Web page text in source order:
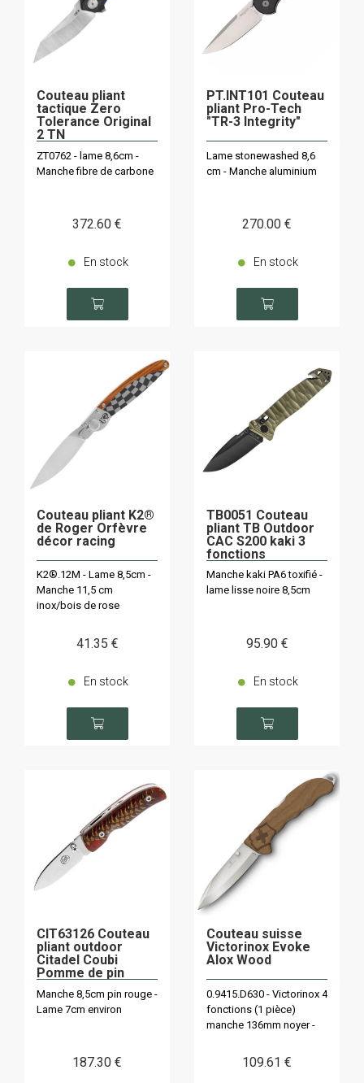
Couteau pliant
tactique Zero
Tolerance Original
2 TN
ZT0762 - lame 8,6cm -
Manche fibre de carbone
372.60 €
En stock
PT.INT101 Couteau
pliant Pro-Tech
"TR-3 Integrity"
Lame stonewashed 8,6
cm - Manche aluminium
270.00 €
En stock
Couteau pliant K2®
de Roger Orfèvre
décor racing
K2®.12M - Lame 8,5cm -
Manche 11,5 cm
inox/bois de rose
41.35 €
En stock
TB0051 Couteau
pliant TB Outdoor
CAC S200 kaki 3
fonctions
Manche kaki PA6 toxifié -
lame lisse noire 8,5cm
95.90 €
En stock
CIT63126 Couteau
pliant outdoor
Citadel Coubi
Pomme de pin
rouge
Manche 8,5cm pin rouge -
Lame 7cm environ
187.30 €
Couteau suisse
Victorinox Evoke
Alox Wood
0.9415.D630 - Victorinox 4
fonctions (1 pièce)
manche 136mm noyer -
109.61 €